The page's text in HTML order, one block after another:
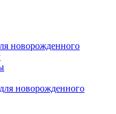
новорожденного
новорожденного